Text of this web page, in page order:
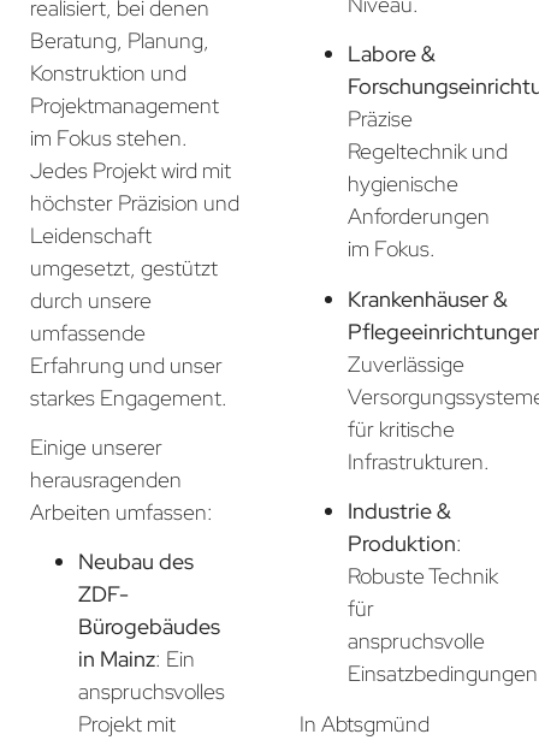
realisiert, bei denen
Beratung, Planung,
Konstruktion und
Projektmanagement
im Fokus stehen.
Jedes Projekt wird mit
höchster Präzision und
Leidenschaft
umgesetzt, gestützt
durch unsere
umfassende
Erfahrung und unser
starkes Engagement.
Einige unserer
herausragenden
Arbeiten umfassen:
Neubau des
ZDF-
Bürogebäudes
in Mainz: Ein
anspruchsvolles
Projekt mit
Labore &
Präzise
Regeltechnik und
hygienische
Anforderungen
im Fokus.
Krankenhäuser &
Zuverlässige
für kritische
Infrastrukturen.
Industrie &
Produktion:
Robuste Technik
für
anspruchsvolle
In Abtsgmünd